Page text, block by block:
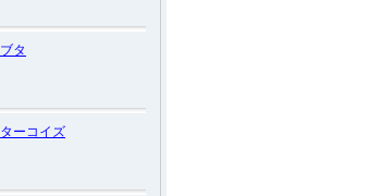
ブタ
ターコイズ